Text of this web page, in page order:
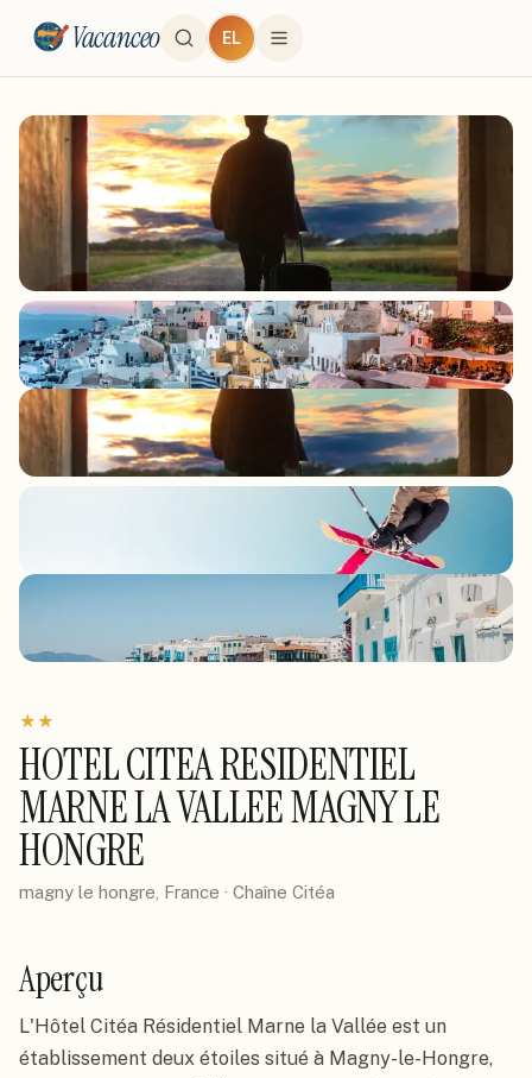
Vacanceo EL
★★
HOTEL CITEA RESIDENTIEL
MARNE LA VALLEE MAGNY LE
HONGRE
magny le hongre, France · Chaîne Citéa
Aperçu
L'Hôtel Citéa Résidentiel Marne la Vallée est un
établissement deux étoiles situé à Magny-le-Hongre,